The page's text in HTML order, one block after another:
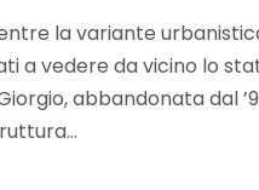
la variante
a vedere da vicino lo
abbandonata dal